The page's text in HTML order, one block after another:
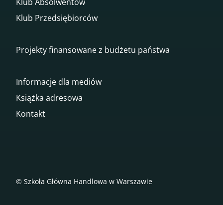
Klub Przedsiębiorców
Projekty finansowane z budżetu państwa
Informacje dla mediów
Książka adresowa
Kontakt
© Szkoła Główna Handlowa w Warszawie